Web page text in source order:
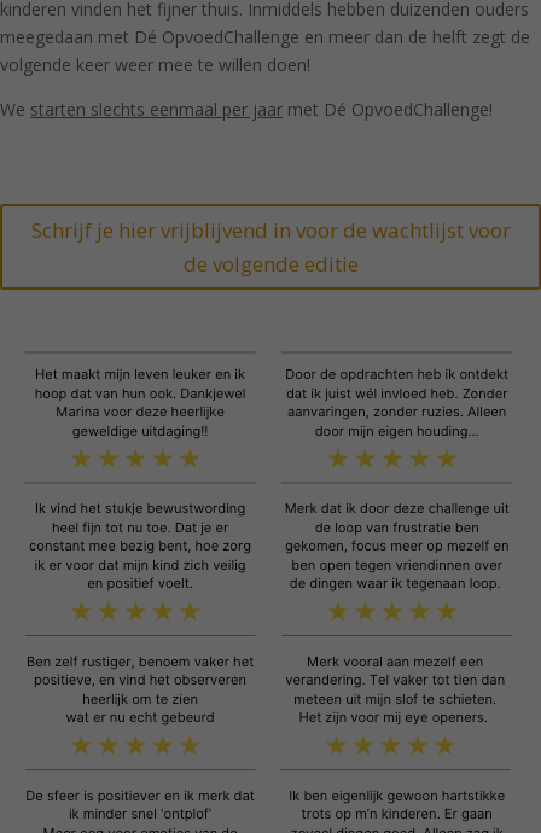
kinderen vinden het fijner thuis. Inmiddels hebben duizenden ouders
meegedaan met Dé OpvoedChallenge en meer dan de helft zegt de
volgende keer weer mee te willen doen!
We starten slechts eenmaal per jaar met Dé OpvoedChallenge!
Schrijf je hier vrijblijvend in voor de wachtlijst voor
de volgende editie